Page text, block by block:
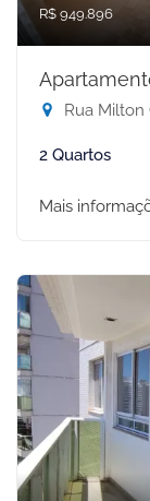
R$ 949.896
Rua Milton
2 Quartos
Mais